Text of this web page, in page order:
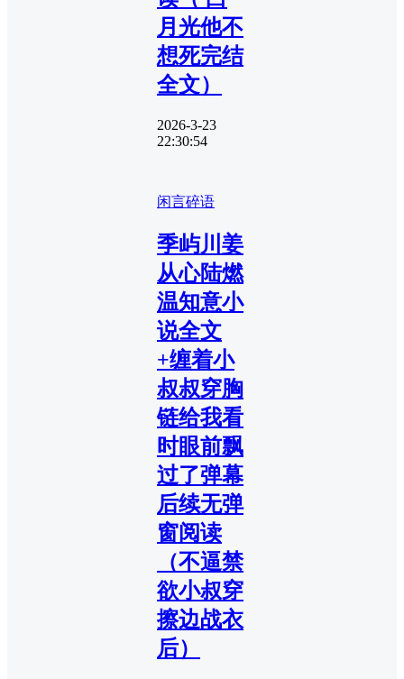
月光他不
想死完结
全文）
2026-3-23
22:30:54
闲言碎语
季屿川姜
从心陆燃
温知意小
说全文
+缠着小
叔叔穿胸
链给我看
时眼前飘
过了弹幕
后续无弹
窗阅读
（不逼禁
欲小叔穿
擦边战衣
后）